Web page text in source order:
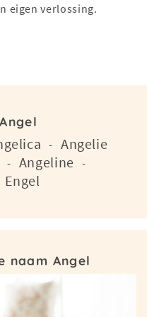
eigen verlossing.
- Angelie
- Angeline -
Engel
naam Angel